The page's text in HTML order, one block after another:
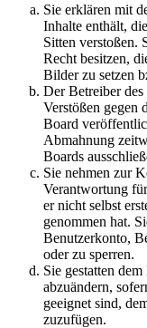
Sie erklären mit
Inhalte enthält,
Sitten verstoßen.
Recht besitzen,
Bilder zu setzen
Der Betreiber
Verstößen gegen
Board
Abmahnung
Boards
Sie nehmen zur
Verantwortung
er nicht selbst
genommen hat.
Benutzerkonto,
oder zu sperren.
Sie gestatten
abzuändern,
geeignet sind,
zuzufügen.